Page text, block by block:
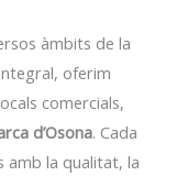
àmbits de la
oferim
comercials,
d’Osona. Cada
la qualitat, la